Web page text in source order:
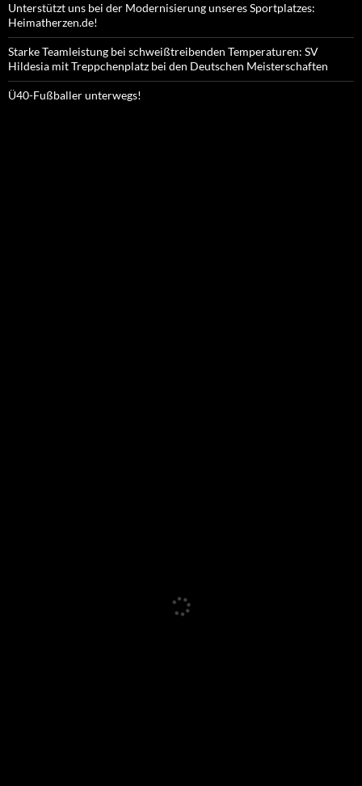
Unterstützt uns bei der Modernisierung unseres Sportplatzes:
Heimatherzen.de!
Starke Teamleistung bei schweißtreibenden Temperaturen: SV
Hildesia mit Treppchenplatz bei den Deutschen Meisterschaften
Ü40-Fußballer unterwegs!